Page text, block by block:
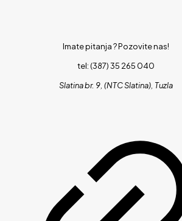
Imate pitanja ?Pozovite nas!
tel: (387) 35 265 040
Slatina br. 9, (NTC Slatina), Tuzla